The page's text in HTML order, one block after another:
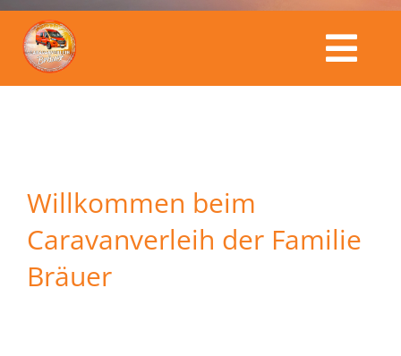
Service & Preise
Willkommen beim
Caravanverleih der Familie
Bräuer